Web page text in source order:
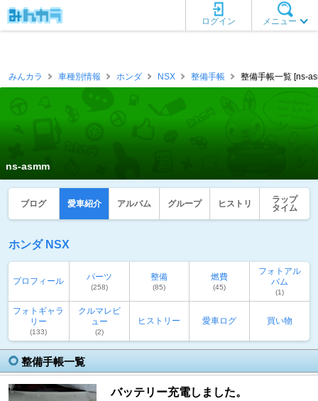
メニュー
ログイン
みんカラ 車種別情報 ホンダ NSX 整備手帳 整備手帳一覧 [ns-
ns-asmm
ブログ 愛車紹介 アルバム グループ ヒストリ
ラップ
タイム
ホンダ NSX
プロフィール パーツ
(258)
整備
(85)
燃費
(45)
フォトアル
バム
(1)
フォトギャラ
リー
(133)
クルマレビ
ュー
(2)
ヒストリー 愛車ログ 買い物
整備手帳一覧
バッテリー充電しました。